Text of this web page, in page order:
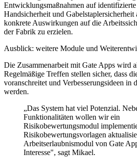
Entwicklungsmaßnahmen auf
Handsicherheit und Gabelstaplersicherheit
konkrete Auswirkungen auf die
der Fabrik zu erzielen.
Ausblick: weitere Module und
Die Zusammenarbeit mit Gate Apps wird
Regelmäßige Treffen stellen sicher, dass
voranschreitet und Verbesserungsideen in
werden.
„Das System hat viel Potenzial.
Funktionalitäten wollen wir ein
Risikobewertungsmodul
Risikobewertungsvorlagen
Arbeitserlaubnismodul von Gate
Interesse", sagt Mikael.